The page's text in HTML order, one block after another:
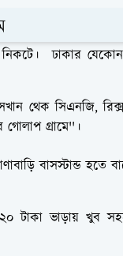
ঢাকার
থেক সিএনজি,
গ্রামে''।
বাসস্টান্ড
টাকা ভাড়ায় খুব